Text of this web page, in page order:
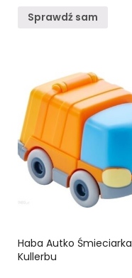
Sprawdź sam
Haba Autko Śmieciarka
Kullerbu